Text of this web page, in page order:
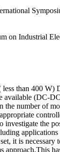
on Industrial
than 400 W)
available (DC-
the number of
investigate the
it is